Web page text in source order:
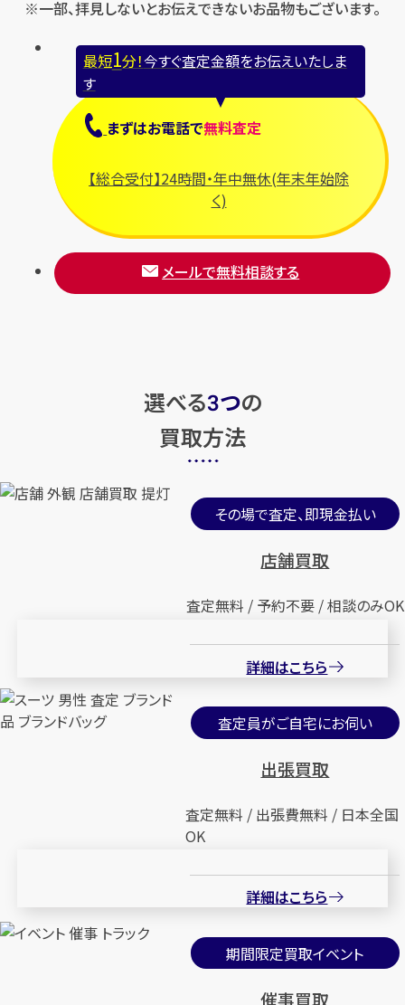
※一部、拝見しないとお伝えできないお品物もございます。
最短1分！今すぐ査定金額をお伝えいたしま
す
まずはお電話で無料査定
【総合受付】24時間・年中無休(年末年始除
く)
メールで無料相談する
選べる3つの
買取方法
その場で査定、即現金払い
店舗買取
査定無料 / 予約不要 / 相談のみOK
詳細はこちら
査定員がご自宅にお伺い
出張買取
査定無料 / 出張費無料 / 日本全国
OK
詳細はこちら
期間限定買取イベント
催事買取